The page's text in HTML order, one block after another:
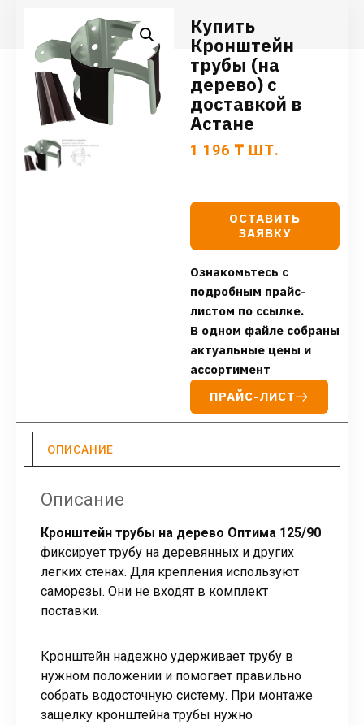
Купить
Кронштейн
трубы (на
дерево) с
доставкой в
Астане
1 196 ₸ ШТ.
ОСТАВИТЬ
ЗАЯВКУ
Ознакомьтесь с
подробным прайс-
листом по ссылке.
В одном файле собраны
актуальные цены и
ассортимент
ПРАЙС-ЛИСТ
ОПИСАНИЕ
Описание
Кронштейн трубы на дерево Оптима 125/90
фиксирует трубу на деревянных и других
легких стенах. Для крепления используют
саморезы. Они не входят в комплект
поставки.
Кронштейн надежно удерживает трубу в
нужном положении и помогает правильно
собрать водосточную систему. При монтаже
защелку кронштейна трубы нужно